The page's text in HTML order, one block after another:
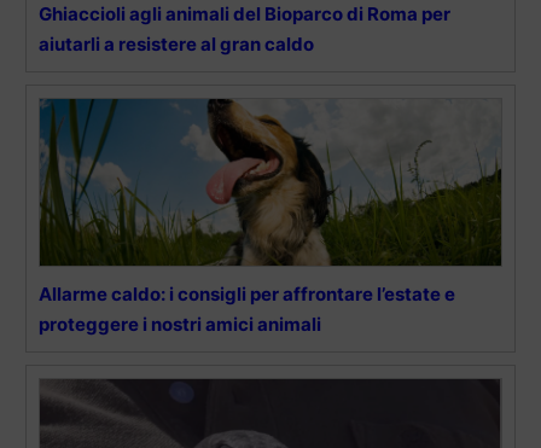
Ghiaccioli agli animali del Bioparco di Roma per
aiutarli a resistere al gran caldo
Allarme caldo: i consigli per affrontare l’estate e
proteggere i nostri amici animali